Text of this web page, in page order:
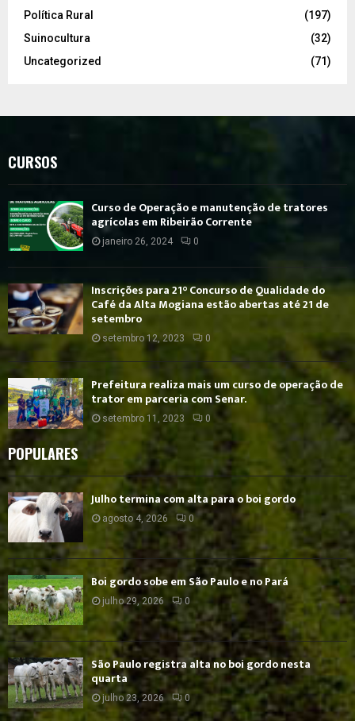
Política Rural
(197)
Suinocultura
(32)
Uncategorized
(71)
CURSOS
Curso de Operação e manutenção de tratores
agrícolas em Ribeirão Corrente
janeiro 26, 2024 0
Inscrições para 21° Concurso de Qualidade do
Café da Alta Mogiana estão abertas até 21 de
setembro
setembro 12, 2023 0
Prefeitura realiza mais um curso de operação de
trator em parceria com Senar.
setembro 11, 2023 0
POPULARES
Julho termina com alta para o boi gordo
agosto 4, 2026 0
Boi gordo sobe em São Paulo e no Pará
julho 29, 2026 0
São Paulo registra alta no boi gordo nesta
quarta
julho 23, 2026 0